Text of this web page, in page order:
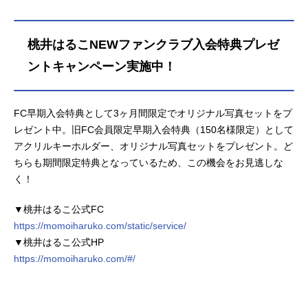
桃井はるこNEWファンクラブ入会特典プレゼ
ントキャンペーン実施中！
FC早期入会特典として3ヶ月間限定でオリジナル写真セットをプ
レゼント中。旧FC会員限定早期入会特典（150名様限定）として
アクリルキーホルダー、オリジナル写真セットをプレゼント。ど
ちらも期間限定特典となっているため、この機会をお見逃しな
く！
▼桃井はるこ公式FC
https://momoiharuko.com/static/service/
▼桃井はるこ公式HP
https://momoiharuko.com/#/